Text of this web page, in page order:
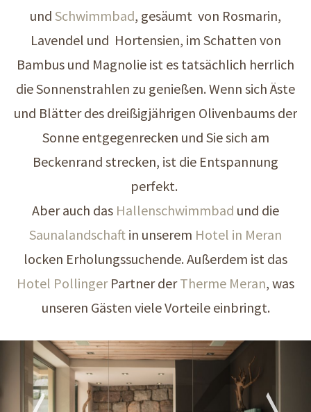
und Schwimmbad, gesäumt von Rosmarin,
Lavendel und Hortensien, im Schatten von
Bambus und Magnolie ist es tatsächlich herrlich
die Sonnenstrahlen zu genießen. Wenn sich Äste
und Blätter des dreißigjährigen Olivenbaums der
Sonne entgegenrecken und Sie sich am
Beckenrand strecken, ist die Entspannung
perfekt.
Aber auch das Hallenschwimmbad und die
Saunalandschaft in unserem Hotel in Meran
locken Erholungssuchende. Außerdem ist das
Hotel PollingerPartner derTherme Meran, was
unseren Gästen viele Vorteile einbringt.